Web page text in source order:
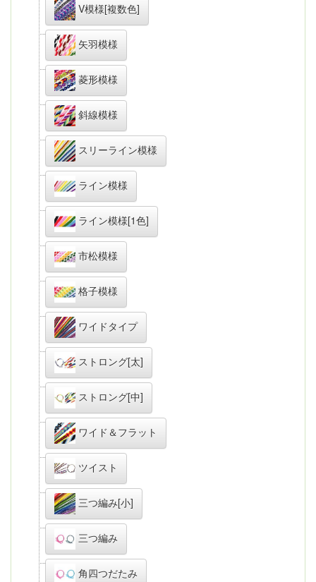
V模様[複数色]
矢羽模様
菱形模様
斜線模様
スリーライン模様
ライン模様
ライン模様[1色]
市松模様
格子模様
ワイドタイプ
ストロング[太]
ストロング[中]
ワイド＆フラット
ツイスト
三つ編み[小]
三つ編み
角四つだたみ